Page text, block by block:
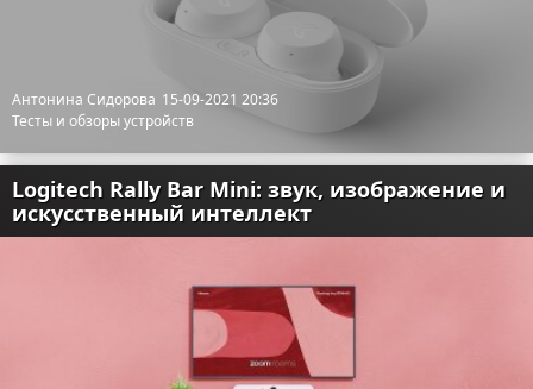
Антонина Сидорова 15-09-2021 20:36
Тесты и обзоры устройств
Logitech Rally Bar Mini: звук, изображение и
искусственный интеллект